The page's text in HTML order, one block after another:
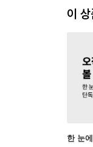
이
한 눈